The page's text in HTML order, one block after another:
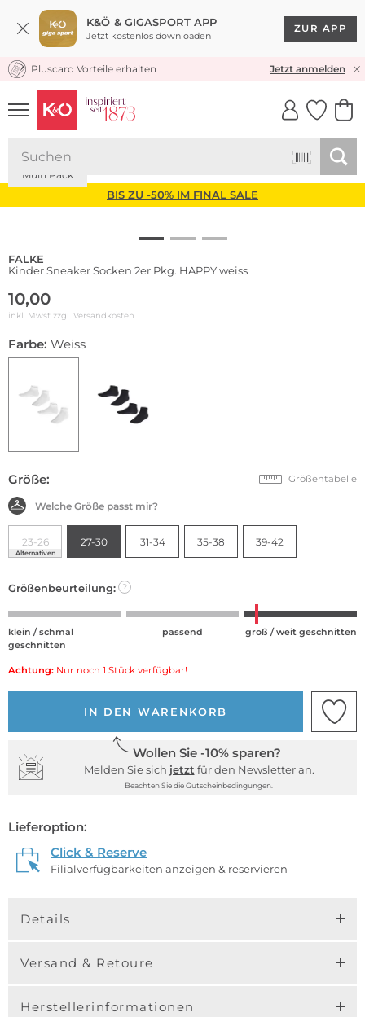
K&Ö & GIGASPORT APP
Jetzt kostenlos downloaden
ZUR APP
KOSTENLOSER VERSAND* & RÜCKVERSAND
Pluscard Vorteile erhalten Jetzt anmelden
UNSERE APP
CLICK &
BIS ZU -50% IM FINAL SALE
Multi Pack
FALKE
Kinder Sneaker Socken 2er Pkg. HAPPY weiss
10,00
inkl. Mwst zzgl. Versandkosten
Farbe: Weiss
Größe: Größentabelle
Welche Größe passt mir?
23-26
Alternativen
27-30 31-34 35-38 39-42
Größenbeurteilung: ?
klein / schmal
geschnitten
passend groß / weit geschnitten
Achtung: Nur noch 1 Stück verfügbar!
IN DEN WARENKORB
Wollen Sie -10% sparen?
Melden Sie sich jetzt für den Newsletter an.
Beachten Sie die Gutscheinbedingungen.
Lieferoption:
Click & Reserve
Filialverfügbarkeiten anzeigen & reservieren
Details
Versand & Retoure
Herstellerinformationen